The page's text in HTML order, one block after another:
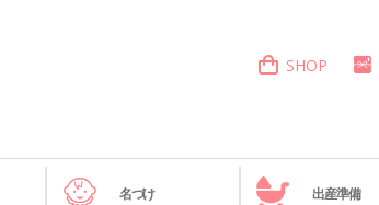
SHOP
名づけ 出産準備